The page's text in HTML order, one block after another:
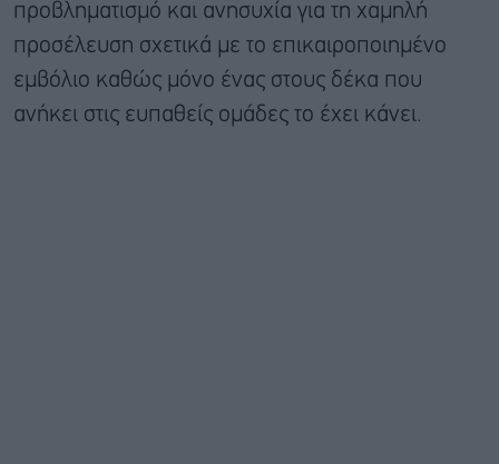
προβληματισμό και ανησυχία για τη χαμηλή
προσέλευση σχετικά με το επικαιροποιημένο
εμβόλιο καθώς μόνο ένας στους δέκα που
ανήκει στις ευπαθείς ομάδες το έχει κάνει.